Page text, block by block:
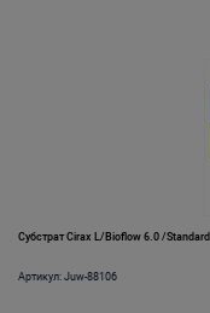
Субстрат Cirax L/Bioflow 6.0 /Standard
Артикул: Juw-88106